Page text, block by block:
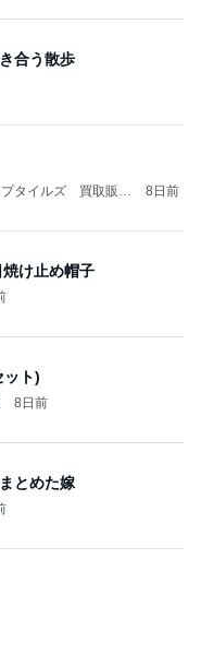
タイルズ 買取販売
け止め帽子
ット)
とめた嫁